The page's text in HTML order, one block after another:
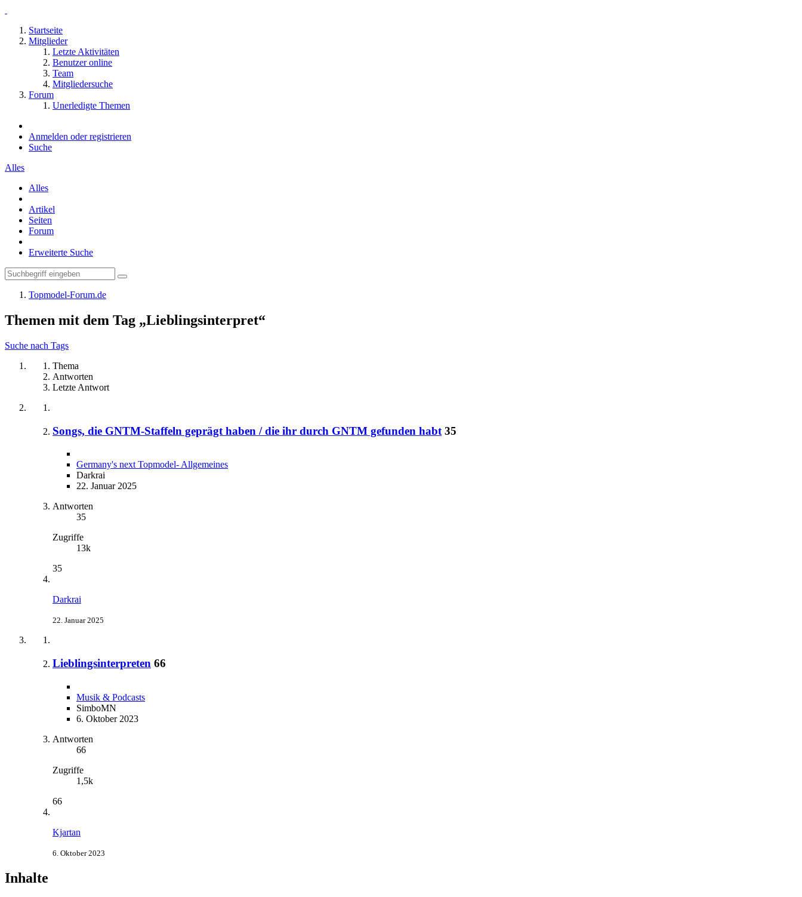
Startseite
Mitglieder
Letzte Aktivitäten
Benutzer online
Team
Mitgliedersuche
Forum
Unerledigte Themen
Anmelden oder registrieren
Suche
Alles
Alles
Artikel
Seiten
Forum
Erweiterte Suche
Topmodel-Forum.de
Themen mit dem Tag „Lieblingsinterpret“
Suche nach Tags
Thema
Antworten
Letzte Antwort
Songs, die GNTM-Staffeln geprägt haben / die ihr durch GNTM gefunden habt 35
Germany's next Topmodel- Allgemeines
Darkrai
22. Januar 2025
Antworten
35
Zugriffe
13k
35
Darkrai
22. Januar 2025
Lieblingsinterpreten 66
Musik & Podcasts
SimboMN
6. Oktober 2023
Antworten
66
Zugriffe
1,5k
66
Kjartan
6. Oktober 2023
Inhalte